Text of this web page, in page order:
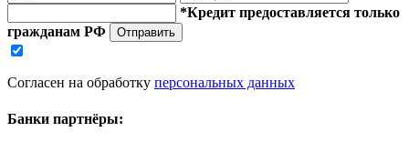
*Кредит предоставляется только
гражданам РФ
Отправить
Согласен на обработку персональных данных
Банки партнёры: